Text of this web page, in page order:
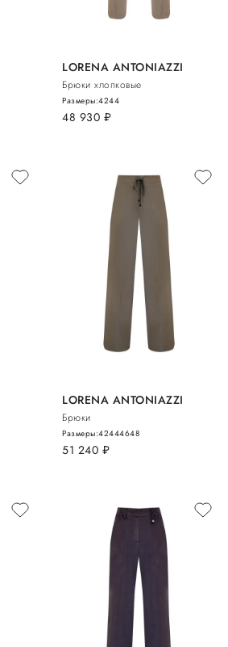
LORENA ANTONIAZZI
Брюки хлопковые
48 930 руб.
Размеры:4244
LORENA ANTONIAZZI
Брюки
51 240 руб.
Размеры:42444648